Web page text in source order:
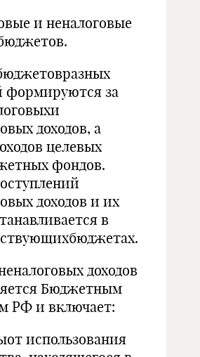
и неналоговые
формируются за
доходов, а
целевых
фондов.
доходов и их
в
доходов
Бюджетным
РФ и включает:
использования